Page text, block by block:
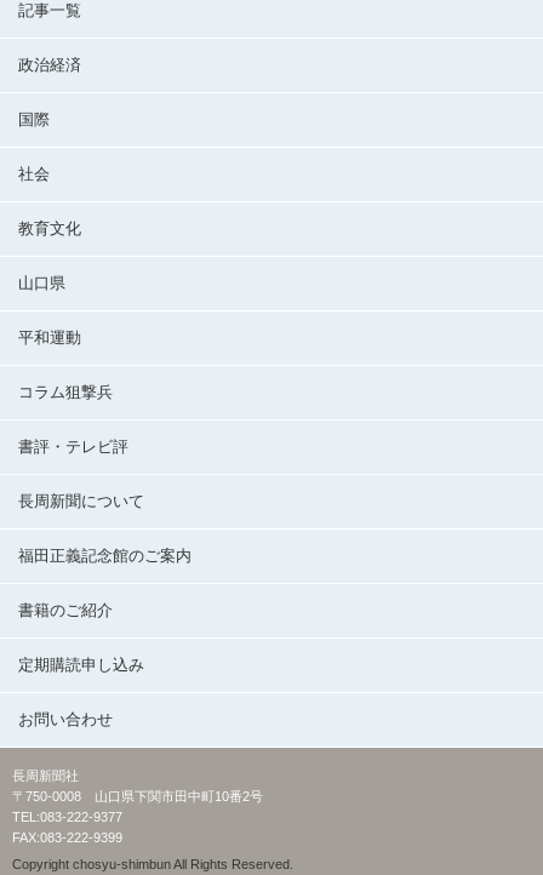
記事一覧
政治経済
国際
社会
教育文化
山口県
平和運動
コラム狙撃兵
書評・テレビ評
長周新聞について
福田正義記念館のご案内
書籍のご紹介
定期購読申し込み
お問い合わせ
長周新聞社
〒750-0008 山口県下関市田中町10番2号
TEL:083-222-9377
FAX:083-222-9399
Copyright chosyu-shimbun All Rights Reserved.